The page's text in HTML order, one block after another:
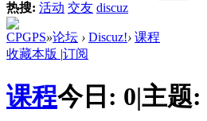
热搜: 活动 交友 discuz
CPGPS»论坛 › Discuz!› 课程
收藏本版 |订阅
课程今日: 0|主题: